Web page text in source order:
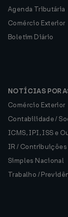
Agenda Tributária
Comércio Exterior
Boletim Diário
NOTÍCIAS POR
Comércio Exterior
Contabilidade /
ICMS, IPI, ISS e
IR / Contribuições
Simples Nacional
Trabalho /